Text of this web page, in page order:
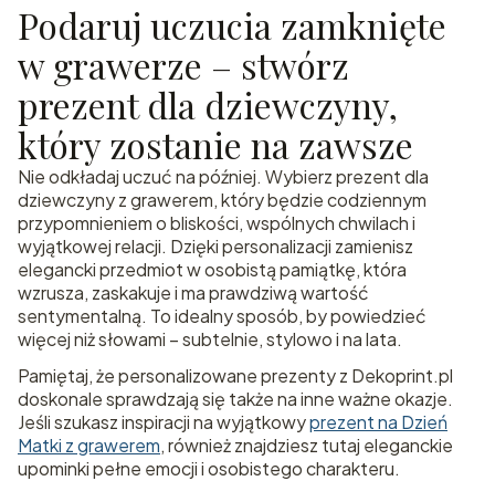
Podaruj uczucia zamknięte
w grawerze – stwórz
prezent dla dziewczyny,
który zostanie na zawsze
Nie odkładaj uczuć na później. Wybierz prezent dla
dziewczyny z grawerem, który będzie codziennym
przypomnieniem o bliskości, wspólnych chwilach i
wyjątkowej relacji. Dzięki personalizacji zamienisz
elegancki przedmiot w osobistą pamiątkę, która
wzrusza, zaskakuje i ma prawdziwą wartość
sentymentalną. To idealny sposób, by powiedzieć
więcej niż słowami – subtelnie, stylowo i na lata.
Pamiętaj, że personalizowane prezenty z Dekoprint.pl
doskonale sprawdzają się także na inne ważne okazje.
Jeśli szukasz inspiracji na wyjątkowyprezent na Dzień
Matki z grawerem, również znajdziesz tutaj eleganckie
upominki pełne emocji i osobistego charakteru.